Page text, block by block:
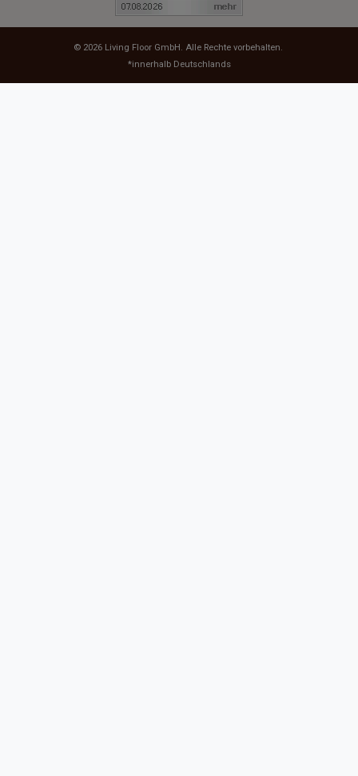
© 2026 Living Floor GmbH . Alle Rechte vorbehalten.
*innerhalb Deutschlands